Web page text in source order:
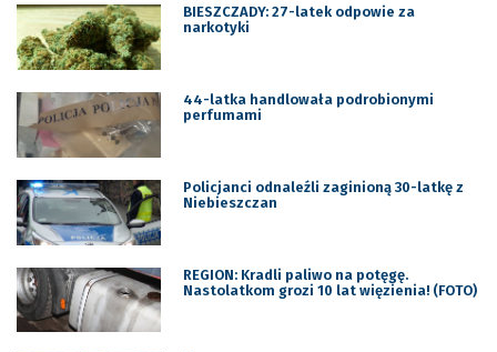
BIESZCZADY: 27-latek odpowie za
narkotyki
44-latka handlowała podrobionymi
perfumami
Policjanci odnaleźli zaginioną 30-latkę z
Niebieszczan
REGION: Kradli paliwo na potęgę.
Nastolatkom grozi 10 lat więzienia! (FOTO)